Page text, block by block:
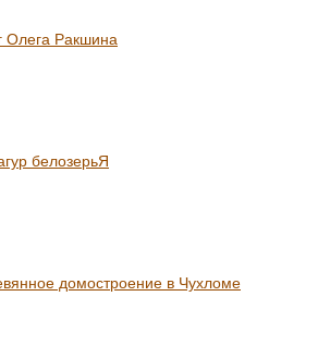
Олега Ракшина
белозерьЯ
домостроение в Чухломе